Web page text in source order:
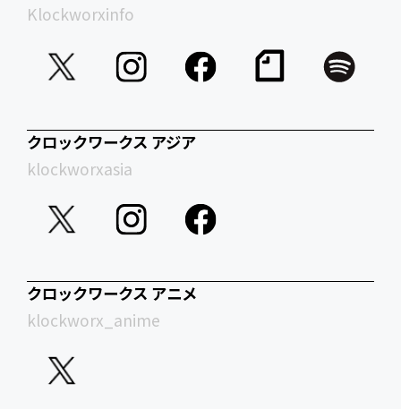
Klockworxinfo
クロックワークス アジア
klockworxasia
クロックワークス アニメ
klockworx_anime